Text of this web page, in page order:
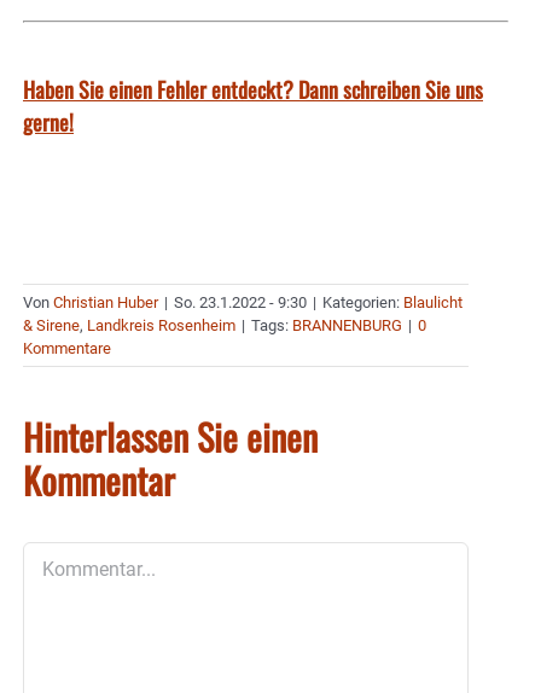
Haben Sie einen Fehler entdeckt? Dann schreiben Sie uns
gerne!
Von Christian Huber | So. 23.1.2022 - 9:30 | Kategorien: Blaulicht
& Sirene, Landkreis Rosenheim | Tags: BRANNENBURG | 0
Kommentare
Hinterlassen Sie einen
Kommentar